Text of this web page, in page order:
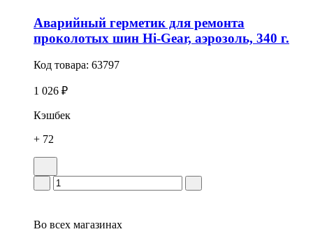
Аварийный герметик для ремонта
проколотых шин Hi-Gear, аэрозоль, 340 г.
Код товара: 63797
1 026 ₽
Кэшбек
+ 72
Во всех магазинах